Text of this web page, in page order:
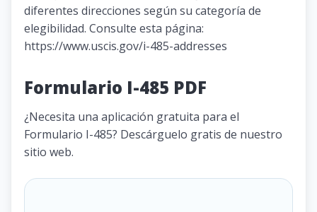
diferentes direcciones según su categoría de
elegibilidad. Consulte esta página:
https://www.uscis.gov/i-485-addresses
Formulario I-485 PDF
¿Necesita una aplicación gratuita para el
Formulario I-485? Descárguelo gratis de nuestro
sitio web.